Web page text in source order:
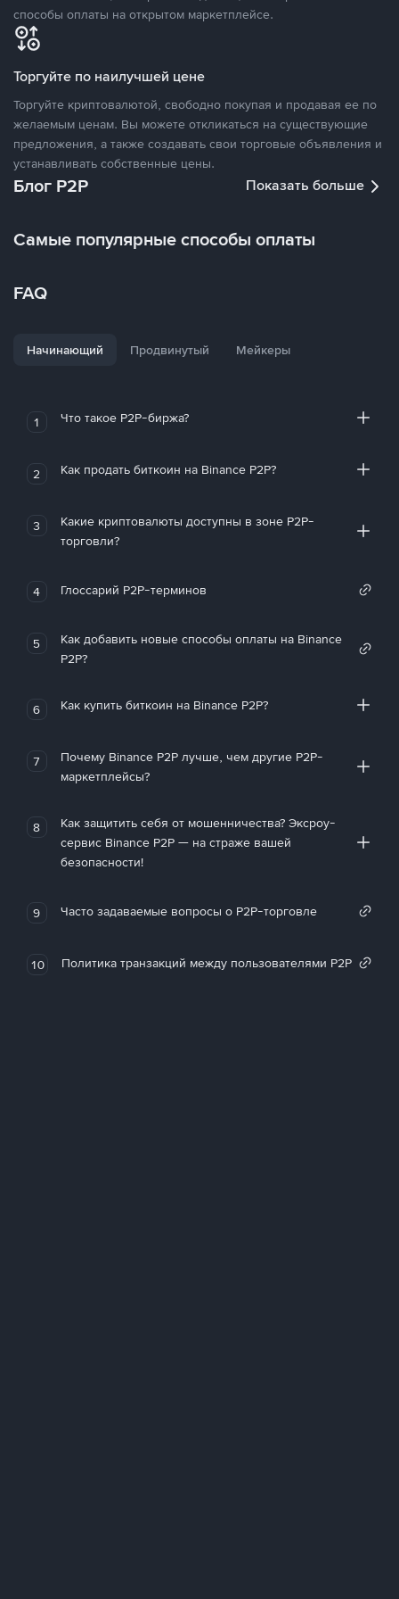
способы оплаты на открытом маркетплейсе.
Торгуйте по наилучшей цене
Торгуйте криптовалютой, свободно покупая и продавая ее по
желаемым ценам. Вы можете откликаться на существующие
предложения, а также создавать свои торговые объявления и
устанавливать собственные цены.
Блог P2P Показать больше
Самые популярные способы оплаты
FAQ
Начинающий Продвинутый Мейкеры
1 Что такое P2P-биржа?
2 Как продать биткоин на Binance P2P?
3
Какие криптовалюты доступны в зоне P2P-
торговли?
4 Глоссарий P2P-терминов
5
Как добавить новые способы оплаты на Binance
P2P?
6 Как купить биткоин на Binance P2P?
7
Почему Binance P2P лучше, чем другие P2P-
маркетплейсы?
8
Как защитить себя от мошенничества? Эксроу-
сервис Binance P2P — на страже вашей
безопасности!
9 Часто задаваемые вопросы о P2P-торговле
10 Политика транзакций между пользователями P2P